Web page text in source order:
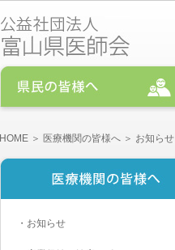
HOME ＞ 医療機関の皆様へ ＞ お知らせ
・ お知らせ